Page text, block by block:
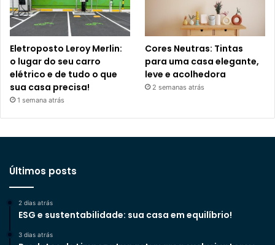
Eletroposto Leroy Merlin:
o lugar do seu carro
elétrico e de tudo o que
sua casa precisa!
1 semana atrás
Cores Neutras: Tintas
para uma casa elegante,
leve e acolhedora
2 semanas atrás
Últimos posts
2 dias atrás
ESG e sustentabilidade: sua casa em equilíbrio!
3 dias atrás